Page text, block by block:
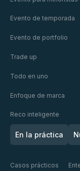
dirige?
Evento de temporada
Evento de portfolio
Trade up
Todo en uno
Enfoque de marca
Reco inteligente
En la práctica
Casos prácticos